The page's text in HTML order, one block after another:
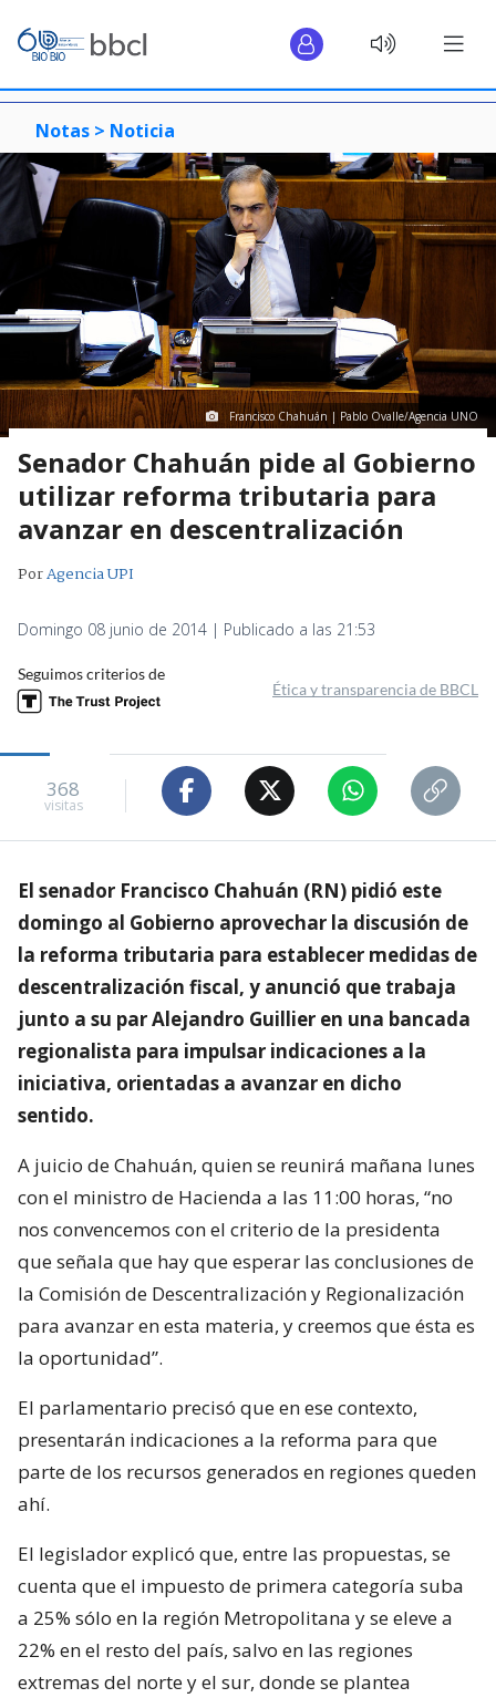
Notas > Noticia
Francisco Chahuán | Pablo Ovalle/Agencia UNO
Senador Chahuán pide al Gobierno
utilizar reforma tributaria para
avanzar en descentralización
PorAgencia UPI
Domingo 08 junio de 2014 | Publicado a las 21:53
Seguimos criterios de
Ética y transparencia de BBCL
368
visitas
El senador Francisco Chahuán (RN) pidió este
domingo al Gobierno aprovechar la discusión de
la reforma tributaria para establecer medidas de
descentralización fiscal, y anunció que trabaja
junto a su par Alejandro Guillier en una bancada
regionalista para impulsar indicaciones a la
iniciativa, orientadas a avanzar en dicho
sentido.
A juicio de Chahuán, quien se reunirá mañana lunes
con el ministro de Hacienda a las 11:00 horas, “no
nos convencemos con el criterio de la presidenta
que señala que hay que esperar las conclusiones de
la Comisión de Descentralización y Regionalización
para avanzar en esta materia, y creemos que ésta es
la oportunidad”.
El parlamentario precisó que en ese contexto,
presentarán indicaciones a la reforma para que
parte de los recursos generados en regiones queden
ahí.
El legislador explicó que, entre las propuestas, se
cuenta que el impuesto de primera categoría suba
a 25% sólo en la región Metropolitana y se eleve a
22% en el resto del país, salvo en las regiones
extremas del norte y el sur, donde se plantea